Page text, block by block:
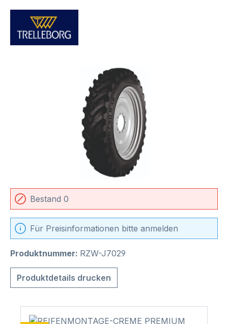
Bildergalerie überspringen
Bestand 0
Für Preisinformationen bitte anmelden
Produktnummer: RZW-J7029
Produktdetails drucken